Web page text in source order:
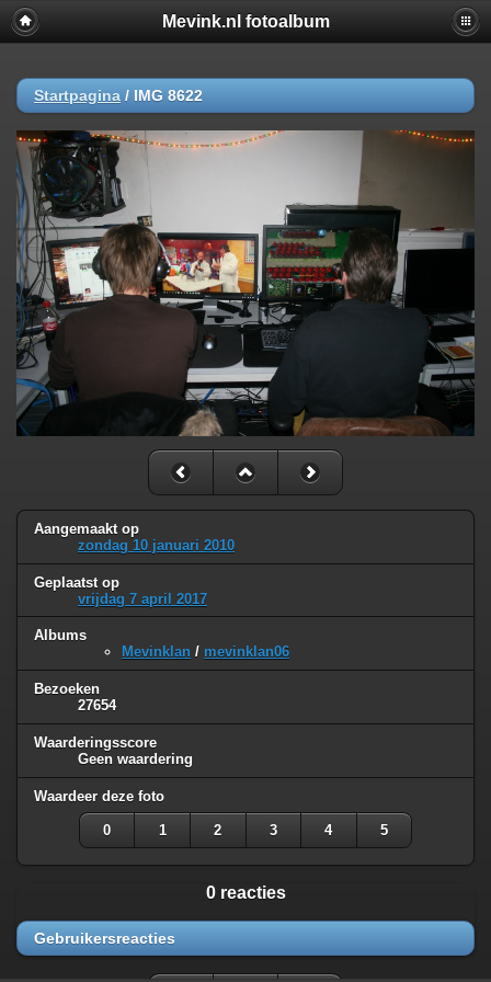
Mevink.nl fotoalbum
Startpagina / IMG 8622
Aangemaakt op
zondag 10 januari 2010
Geplaatst op
vrijdag 7 april 2017
Albums
Mevinklan / mevinklan06
Bezoeken
27654
Waarderingsscore
Geen waardering
Waardeer deze foto
0 1 2 3 4 5
0 reacties
Gebruikersreacties